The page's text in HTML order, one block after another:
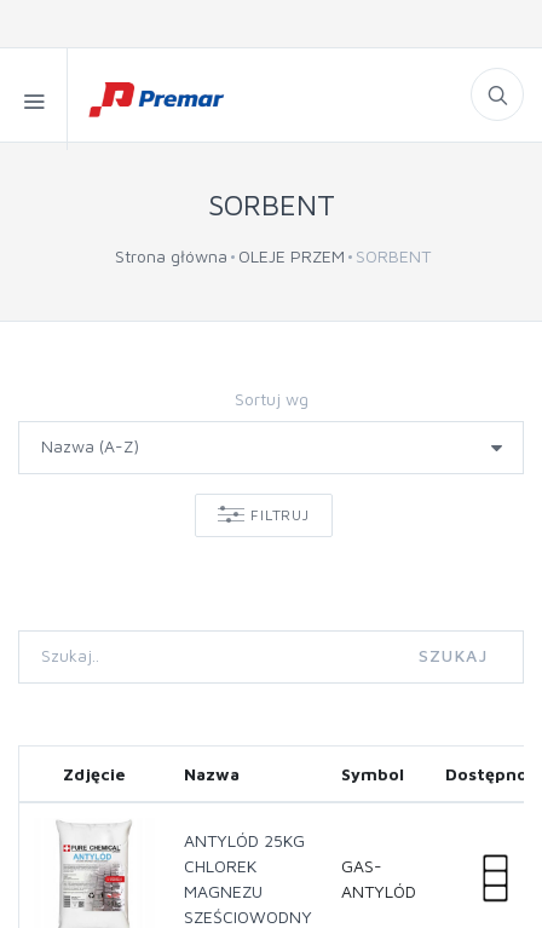
SORBENT
Strona główna OLEJE PRZEM SORBENT
Sortuj wg
FILTRUJ
SZUKAJ
Zdjęcie Nazwa Symbol
ANTYLÓD 25KG
CHLOREK
MAGNEZU
SZEŚCIOWODNY
GAS-
ANTYLÓD